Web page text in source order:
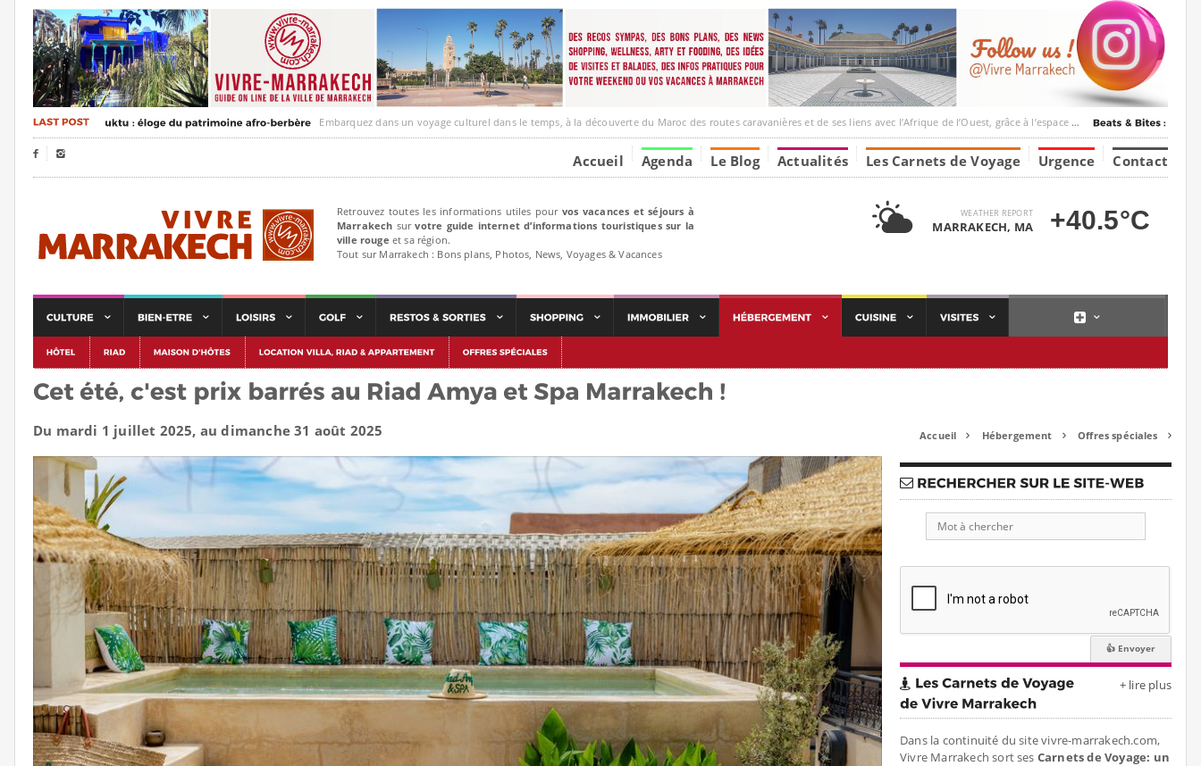
Embarquez dans un voyage culturel dans le temps, à la découverte du Maroc des routes caravanières et de ses liens avec l’Afrique de l’Ouest, grâce à l’espace Marrakesh-Tumbuktu.
  Accueil Agenda Le Blog Actualités Les Carnets de Voyage Urgence Contact
Retrouvez toutes les informations utiles pour vos vacances et séjours à
Marrakech survotre guide internet d’informations touristiques sur la
ville rouge et sa région.
Tout sur Marrakech : Bons plans, Photos, News, Voyages & Vacances
WEATHER REPORT
MARRAKECH, MA +40.5°C
Du mardi 1 juillet 2025, au dimanche 31 août 2025 Accueil  Hébergement  Offres spéciales 
+ lire plus
Dans la continuité du site vivre-marrakech.com,
Vivre Marrakech sort ses Carnets de Voyage: un